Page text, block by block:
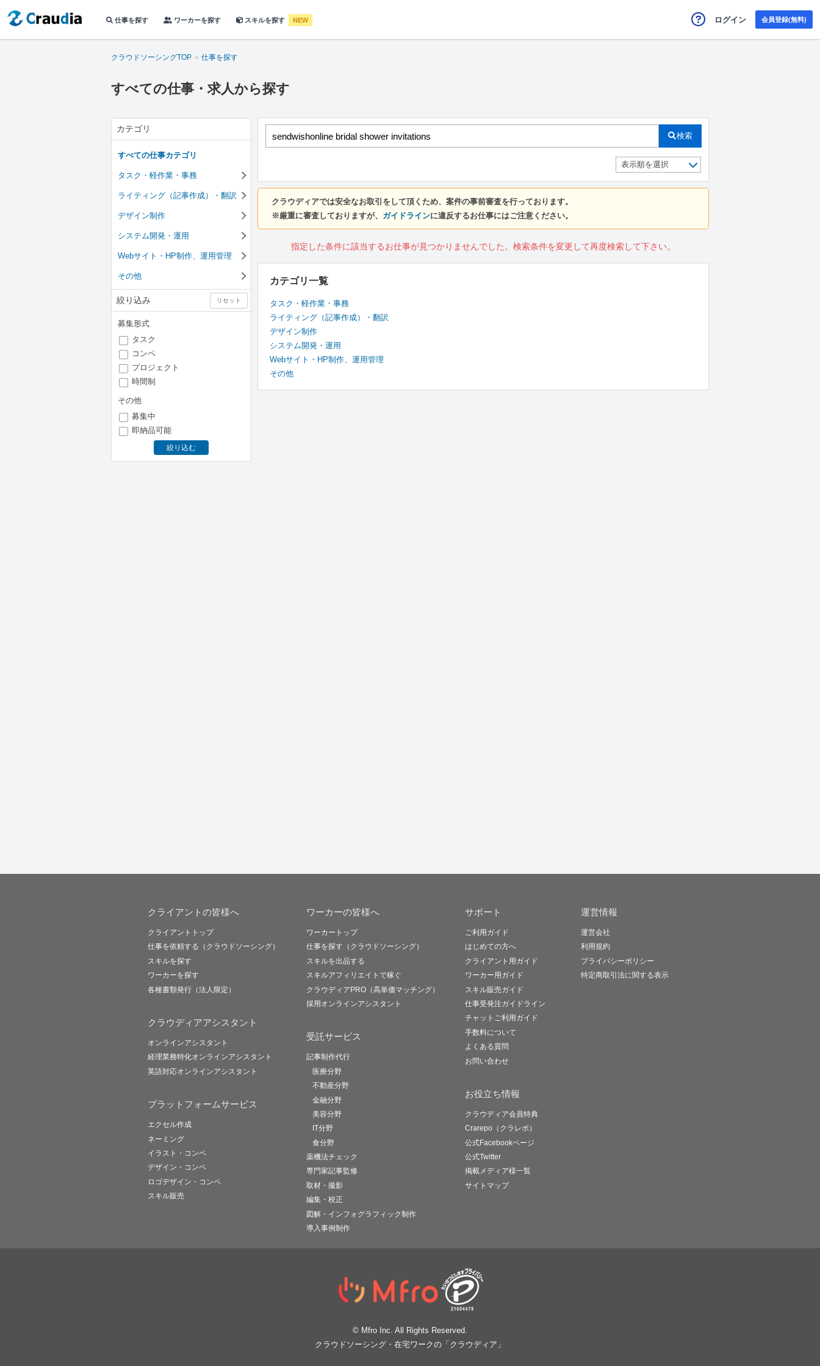
仕事を探す ワーカーを探す スキルを探す NEW ログイン 会員登録(無料)
クラウドソーシングTOP 仕事を探す
すべての仕事・求人から探す
カテゴリ
すべての仕事カテゴリ
タスク・軽作業・事務
ライティング（記事作成）・翻訳
デザイン制作
システム開発・運用
Webサイト・HP制作、運用管理
その他
絞り込み リセット
募集形式
タスク
コンペ
プロジェクト
時間制
その他
募集中
即納品可能
絞り込む
検索
クラウディアでは安全なお取引をして頂くため、案件の事前審査を行っております。
※厳重に審査しておりますが、 ガイドラインに違反するお仕事にはご注意ください。
指定した条件に該当するお仕事が見つかりませんでした。検索条件を変更して再度検索して下さい。
カテゴリ一覧
タスク・軽作業・事務
ライティング（記事作成）・翻訳
デザイン制作
システム開発・運用
Webサイト・HP制作、運用管理
その他
クライアントの皆様へ
クライアントトップ
仕事を依頼する（クラウドソーシング）
スキルを探す
ワーカーを探す
各種書類発行（法人限定）
クラウディアアシスタント
オンラインアシスタント
経理業務特化オンラインアシスタント
英語対応オンラインアシスタント
プラットフォームサービス
エクセル作成
ネーミング
イラスト・コンペ
デザイン・コンペ
ロゴデザイン・コンペ
スキル販売
ワーカーの皆様へ
ワーカートップ
仕事を探す（クラウドソーシング）
スキルを出品する
スキルアフィリエイトで稼ぐ
クラウディアPRO（高単価マッチング）
採用オンラインアシスタント
受託サービス
記事制作代行
医療分野
不動産分野
金融分野
美容分野
IT分野
食分野
薬機法チェック
専門家記事監修
取材・撮影
編集・校正
図解・インフォグラフィック制作
導入事例制作
サポート
ご利用ガイド
はじめての方へ
クライアント用ガイド
ワーカー用ガイド
スキル販売ガイド
仕事受発注ガイドライン
チャットご利用ガイド
手数料について
よくある質問
お問い合わせ
お役立ち情報
クラウディア会員特典
Crarepo（クラレポ）
公式Facebookページ
公式Twitter
掲載メディア様一覧
サイトマップ
運営情報
運営会社
利用規約
プライバシーポリシー
特定商取引法に関する表示
© Mfro Inc. All Rights Reserved.
クラウドソーシング・在宅ワークの「クラウディア」